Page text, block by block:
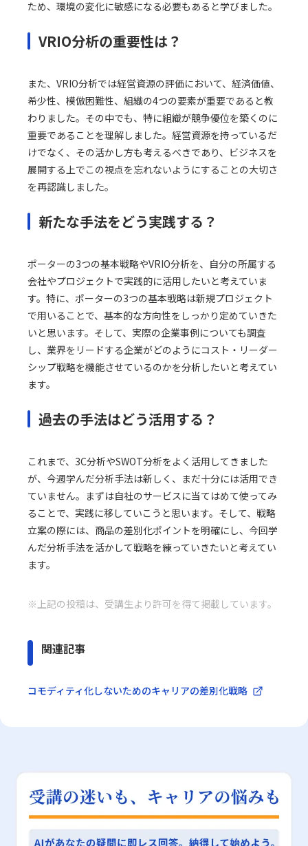
ため、環境の変化に敏感になる必要もあると学びました。
VRIO分析の重要性は？
また、VRIO分析では経営資源の評価において、経済価値、
希少性、模倣困難性、組織の4つの要素が重要であると教
わりました。その中でも、特に組織が競争優位を築くのに
重要であることを理解しました。経営資源を持っているだ
けでなく、その活かし方も考えるべきであり、ビジネスを
展開する上でこの視点を忘れないようにすることの大切さ
を再認識しました。
新たな手法をどう実践する？
ポーターの3つの基本戦略やVRIO分析を、自分の所属する
会社やプロジェクトで実践的に活用したいと考えていま
す。特に、ポーターの3つの基本戦略は新規プロジェクト
で用いることで、基本的な方向性をしっかり定めていきた
いと思います。そして、実際の企業事例についても調査
し、業界をリードする企業がどのようにコスト・リーダー
シップ戦略を機能させているのかを分析したいと考えてい
ます。
過去の手法はどう活用する？
これまで、3C分析やSWOT分析をよく活用してきました
が、今週学んだ分析手法は新しく、まだ十分には活用でき
ていません。まずは自社のサービスに当てはめて使ってみ
ることで、実践に移していこうと思います。そして、戦略
立案の際には、商品の差別化ポイントを明確にし、今回学
んだ分析手法を活かして戦略を練っていきたいと考えてい
ます。
※上記の投稿は、受講生より許可を得て掲載しています。
関連記事
コモディティ化しないためのキャリアの差別化戦略